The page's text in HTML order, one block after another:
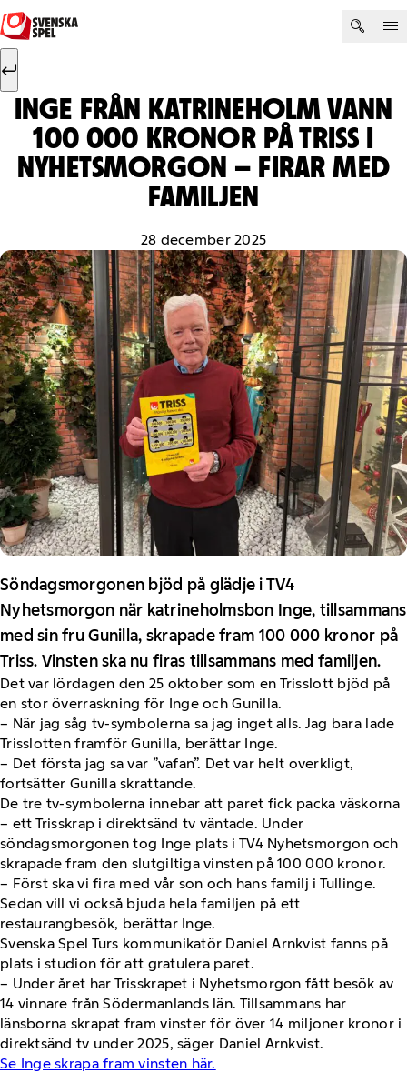
Hoppa till innehåll
Sök efter:
INGE FRÅN KATRINEHOLM VANN
100 000 KRONOR PÅ TRISS I
NYHETSMORGON – FIRAR MED
FAMILJEN
28 december 2025
Söndagsmorgonen bjöd på glädje i TV4
Nyhetsmorgon när katrineholmsbon Inge, tillsammans
med sin fru Gunilla, skrapade fram 100 000 kronor på
Triss. Vinsten ska nu firas tillsammans med familjen.
Det var lördagen den 25 oktober som en Trisslott bjöd på
en stor överraskning för Inge och Gunilla.
– När jag såg tv-symbolerna sa jag inget alls. Jag bara lade
Trisslotten framför Gunilla, berättar Inge.
– Det första jag sa var ”vafan”. Det var helt overkligt,
fortsätter Gunilla skrattande.
De tre tv-symbolerna innebar att paret fick packa väskorna
– ett Trisskrap i direktsänd tv väntade. Under
söndagsmorgonen tog Inge plats i TV4 Nyhetsmorgon och
skrapade fram den slutgiltiga vinsten på 100 000 kronor.
– Först ska vi fira med vår son och hans familj i Tullinge.
Sedan vill vi också bjuda hela familjen på ett
restaurangbesök, berättar Inge.
Svenska Spel Turs kommunikatör Daniel Arnkvist fanns på
plats i studion för att gratulera paret.
– Under året har Trisskrapet i Nyhetsmorgon fått besök av
14 vinnare från Södermanlands län. Tillsammans har
länsborna skrapat fram vinster för över 14 miljoner kronor i
direktsänd tv under 2025, säger Daniel Arnkvist.
Se Inge skrapa fram vinsten här.